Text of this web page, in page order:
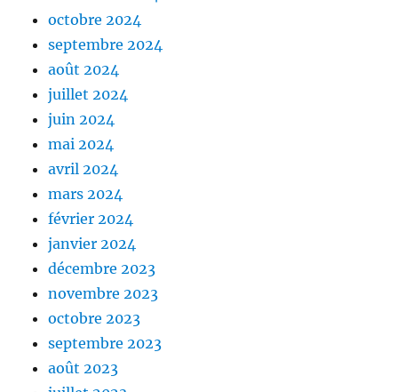
octobre 2024
septembre 2024
août 2024
juillet 2024
juin 2024
mai 2024
avril 2024
mars 2024
février 2024
janvier 2024
décembre 2023
novembre 2023
octobre 2023
septembre 2023
août 2023